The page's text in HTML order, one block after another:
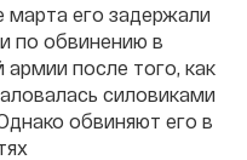
марта его задержали
по обвинению в
армии после того, как
силовиками
обвиняют его в